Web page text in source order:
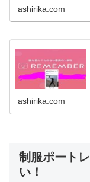
ashirika.com
ashirika.com
制服ポート
い！